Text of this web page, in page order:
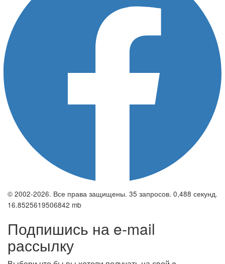
© 2002-2026. Все права защищены. 35 запросов. 0,488 секунд.
16.8525619506842 mb
Подпишись на e-mail
рассылку